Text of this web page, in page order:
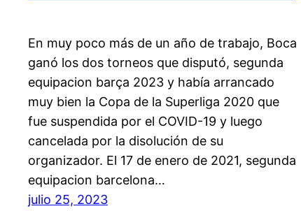
En muy poco más de un año de trabajo, Boca
ganó los dos torneos que disputó, segunda
equipacion barça 2023 y había arrancado
muy bien la Copa de la Superliga 2020 que
fue suspendida por el COVID-19 y luego
cancelada por la disolución de su
organizador. El 17 de enero de 2021, segunda
equipacion barcelona…
julio 25, 2023